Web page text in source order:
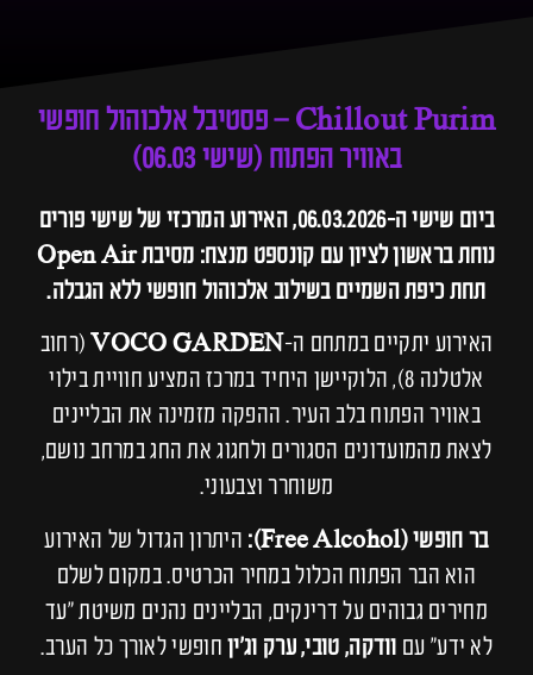
Chillout Purim – פסטיבל אלכוהול חופשי
באוויר הפתוח (שישי 06.03)
ביום שישי ה-06.03.2026, האירוע המרכזי של שישי פורים
נוחת בראשון לציון עם קונספט מנצח: מסיבת Open Air
תחת כיפת השמיים בשילוב אלכוהול חופשי ללא הגבלה.
האירוע יתקיים במתחם ה-VOCO GARDEN (רחוב
אלטלנה 8), הלוקיישן היחיד במרכז המציע חוויית בילוי
באוויר הפתוח בלב העיר. ההפקה מזמינה את הבליינים
לצאת מהמועדונים הסגורים ולחגוג את החג במרחב נושם,
משוחרר וצבעוני.
בר חופשי (Free Alcohol):
היתרון הגדול של האירוע
הוא הבר הפתוח הכלול במחיר הכרטיס. במקום לשלם
מחירים גבוהים על דרינקים, הבליינים נהנים משיטת "עד
לא ידע" עם וודקה, טובי, ערק וג'יןחופשי לאורך כל הערב.